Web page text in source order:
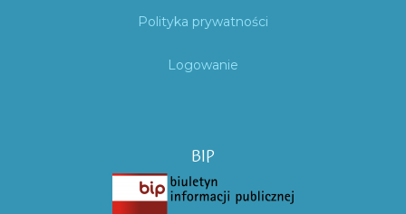
Polityka prywatności
Logowanie
BIP